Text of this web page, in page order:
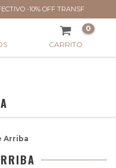
-10% OFF TRANSF
CARRITO
0
Arriba